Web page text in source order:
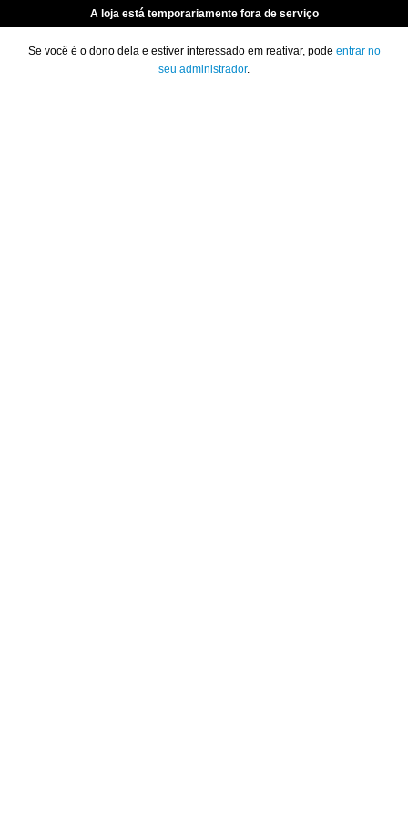
A loja está temporariamente fora de serviço
Se você é o dono dela e estiver interessado em reativar, pode entrar no
seu administrador.